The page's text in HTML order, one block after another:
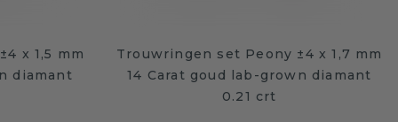
x 1,5 mm
diamant
Trouwringen set Peony ±4 x 1,7 mm
14 Carat goud lab-grown diamant
0.21 crt